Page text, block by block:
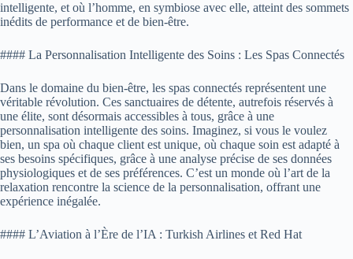
intelligente, et où l’homme, en symbiose avec elle, atteint des sommets
inédits de performance et de bien-être.
#### La Personnalisation Intelligente des Soins : Les Spas Connectés
Dans le domaine du bien-être, les spas connectés représentent une
véritable révolution. Ces sanctuaires de détente, autrefois réservés à
une élite, sont désormais accessibles à tous, grâce à une
personnalisation intelligente des soins. Imaginez, si vous le voulez
bien, un spa où chaque client est unique, où chaque soin est adapté à
ses besoins spécifiques, grâce à une analyse précise de ses données
physiologiques et de ses préférences. C’est un monde où l’art de la
relaxation rencontre la science de la personnalisation, offrant une
expérience inégalée.
#### L’Aviation à l’Ère de l’IA : Turkish Airlines et Red Hat